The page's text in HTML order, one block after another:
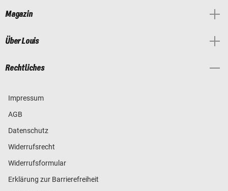
Magazin
Über Louis
Rechtliches
Impressum
AGB
Datenschutz
Widerrufsrecht
Widerrufsformular
Erklärung zur Barrierefreiheit